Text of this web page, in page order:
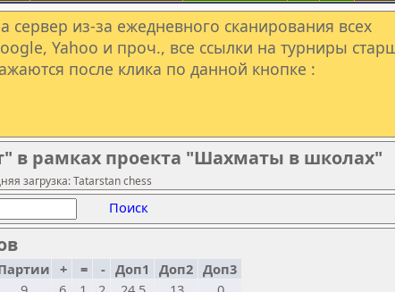
сервер из-за ежедневного сканирования всех
Yahoo и проч., все ссылки на турниры
после клика по данной кнопке :
в рамках проекта "Шахматы в школах"
загрузка: Tatarstan chess
Поиск
+ = - Доп1 Доп2 Доп3